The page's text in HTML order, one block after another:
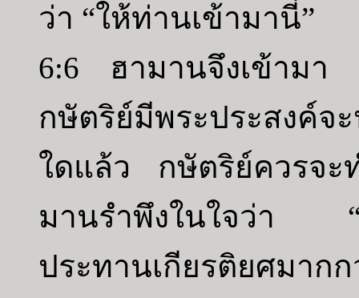
ว่า “ให้ท่านเข้ามานี่”
6:6 ฮามานจึงเข้ามา
กษัตริย์มีพระประสงค์จ
ใดแล้ว กษัตริย์ควรจะ
มานรำพึงในใจว่า “
ประทานเกียรติยศมากก